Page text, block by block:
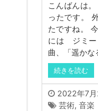
こんばんは
ったです。
たですね。
には ジミー
曲、「遥か
続きを読む
2022年7
芸術, 音楽